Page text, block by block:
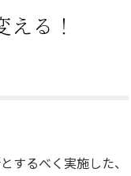
る！
するべく実施した、